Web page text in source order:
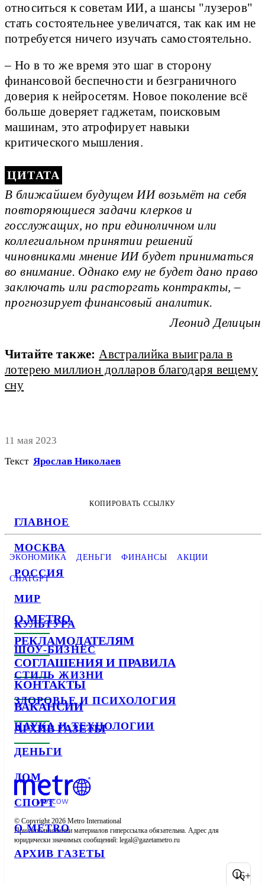
ГЛАВНОЕ
МОСКВА
РОССИЯ
МИР
КУЛЬТУРА
ШОУ-БИЗНЕС
СТИЛЬ ЖИЗНИ
ЗДОРОВЬЕ И ПСИХОЛОГИЯ
НАУКА И ТЕХНОЛОГИИ
ДЕНЬГИ
ДОМ
СПОРТ
О METRO
АРХИВ ГАЗЕТЫ
относиться к советам ИИ, а шансы "лузеров"
стать состоятельнее увеличатся, так как им не
потребуется ничего изучать самостоятельно.
– Но в то же время это шаг в сторону
финансовой беспечности и безграничного
доверия к нейросетям. Новое поколение всё
больше доверяет гаджетам, поисковым
машинам, это атрофирует навыки
критического мышления.
В ближайшем будущем ИИ возьмёт на себя
повторяющиеся задачи клерков и
госслужащих, но при единоличном или
коллегиальном принятии решений
чиновниками мнение ИИ будет приниматься
во внимание. Однако ему не будет дано право
заключать или расторгать контракты, –
прогнозирует финансовый аналитик.
Леонид Делицын
Читайте также: Австралийка выиграла в
лотерею миллион долларов благодаря вещему
сну
11 мая 2023
Текст Ярослав Николаев
КОПИРОВАТЬ ССЫЛКУ
ЭКОНОМИКА ДЕНЬГИ ФИНАНСЫ АКЦИИ
CHATGPT
О METRO
РЕКЛАМОДАТЕЛЯМ
СОГЛАШЕНИЯ И ПРАВИЛА
КОНТАКТЫ
ВАКАНСИИ
АРХИВ ГАЗЕТЫ
© Copyright 2026 Metro International
При использовании материалов гиперссылка обязательна. Адрес для
юридически значимых сообщений:
16+